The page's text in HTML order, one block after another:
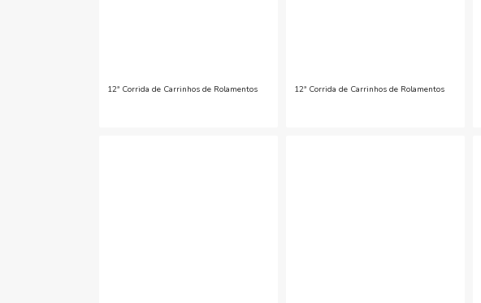
12ª Corrida de Carrinhos de Rolamentos 12ª Corrida de Carrinhos de Rolamentos